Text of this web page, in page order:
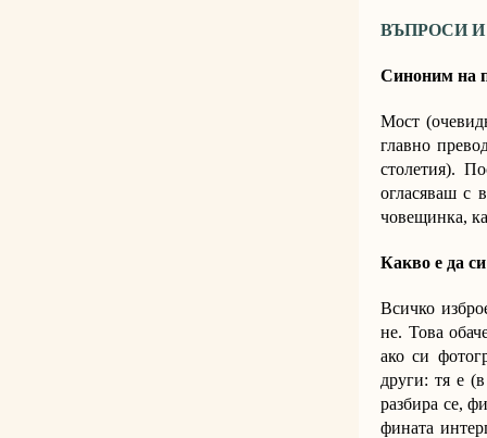
ВЪПРОСИ
Синоним на
Мост
главно
столетия).
огласяваш с
човещинка,
Какво е да
Всичко
не. Това
ако си
други: тя е
разбира се,
фината